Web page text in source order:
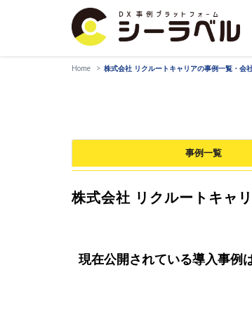
Home 株式会社 リクルートキャリアの事例一覧・会
事例一覧
株式会社 リクルートキャ
現在公開されている導入事例